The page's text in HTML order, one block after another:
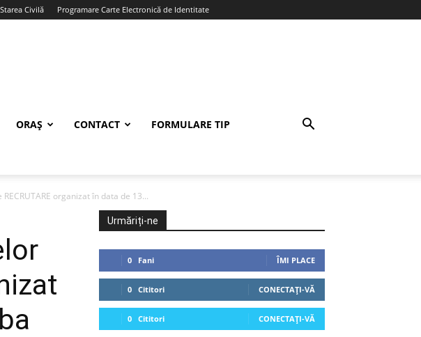
Civilă Programare Carte Electronică de Identitate
ORAȘ CONTACT FORMULARE TIP
organizat în data de 13...
Urmăriți-ne
0 Fani ÎMI PLACE
0 Cititori CONECTAȚI-VĂ
0 Cititori CONECTAȚI-VĂ